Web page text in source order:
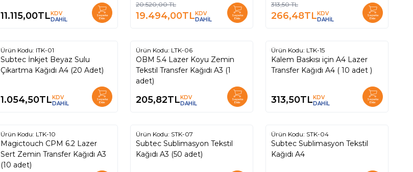
11.115,00TLKDV
DAHİL
Sepete
Ekle
20.520,00TL
19.494,00TLKDV
DAHİL
Sepete
Ekle
313,50TL
266,48TLKDV
DAHİL
Sepete
Ekle
Ürün Kodu: ITK-01
Subtec İnkjet Beyaz Sulu
Çıkartma Kağıdı A4 (20 Adet)
1.054,50TLKDV
DAHİL
Sepete
Ekle
Ürün Kodu: LTK-06
OBM 5.4 Lazer Koyu Zemin
Tekstil Transfer Kağıdı A3 (1
adet)
205,82TLKDV
DAHİL
Sepete
Ekle
Ürün Kodu: LTK-15
Kalem Baskısı için A4 Lazer
Transfer Kağıdı A4 ( 10 adet )
313,50TLKDV
DAHİL
Sepete
Ekle
Ürün Kodu: LTK-10
Magictouch CPM 6.2 Lazer
Sert Zemin Transfer Kağıdı A3
(10 adet)
Ürün Kodu: STK-07
Subtec Sublimasyon Tekstil
Kağıdı A3 (50 adet)
Ürün Kodu: STK-04
Subtec Sublimasyon Tekstil
Kağıdı A4